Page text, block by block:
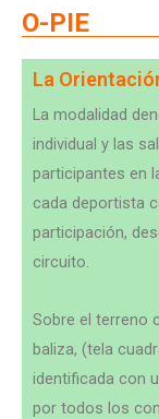
O-PIE
La
La modalidad
individual y las
participantes en
cada deportista
participación,
circuito.
Sobre el terreno
baliza, (tela
identificada con
por todos los